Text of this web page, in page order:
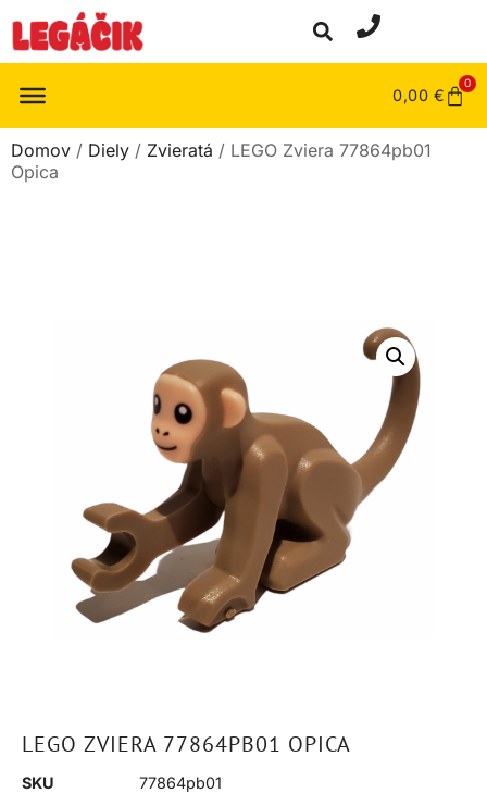
0,00 €
0
Domov / Diely / Zvieratá / LEGO Zviera 77864pb01
Opica
LEGO ZVIERA 77864PB01 OPICA
SKU
77864pb01